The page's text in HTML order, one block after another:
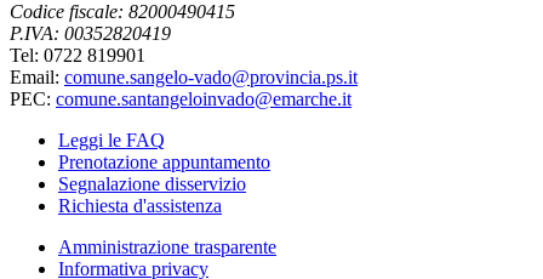
Codice fiscale: 82000490415
P.IVA: 00352820419
Tel: 0722 819901
Email: comune.sangelo-vado@provincia.ps.it
PEC: comune.santangeloinvado@emarche.it
Leggi le FAQ
Prenotazione appuntamento
Segnalazione disservizio
Richiesta d'assistenza
Amministrazione trasparente
Informativa privacy